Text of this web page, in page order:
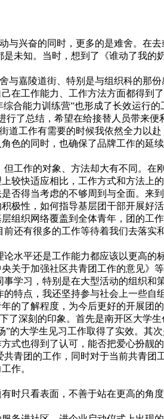
奋的同时，更多的是难舍。在去
未知。当时，想到了《谁动了我
陵道街、特别是与组织科的那份
在工作能力、工作方法方面都得
综合能力训练营”也形成了长效运
了总结，希望在给接替人员带来
作有需要的时候我依然全力以赴
色的同时，也确保了品牌工作的延续
的对象、方法却大有不同。在刚
较快适应相比，工作方式和方法
否得当考虑的不够周到与全面。
极性，如何指导基层团干部开展
组织网络覆盖到全体青年，团的工
很多的工作等待着我们去落实和
还是工作能力都应该以更高的标
关于加强社区共青团工作的意见
学习，特别是在大型活动的组织和
，我还坚持参与社会上一些自组
的了解程度，为今后更好的开展团
刻的印象。首先是南开区大学生
的大学生见习工作取得了实效。
式也得到了认可，能否把爱心扮靓
的工作，同时对于当前共青团工
作。
看表面，不善于站在更高的角度